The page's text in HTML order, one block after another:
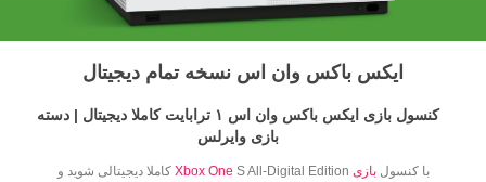
ایکس باکس وان اس نسخه تمام دیجیتال
کنسول بازی ایکس باکس وان اس ۱ ترابایت کاملا دیجیتال | دسته
بازی وایرلس
با کنسولبازی Xbox One S All-Digital Edition کاملا دیجیتالی شوید و